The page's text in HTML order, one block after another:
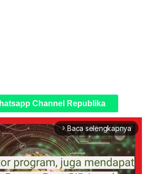
Channel Republika
arrow_forward_ios Baca selengkapnya